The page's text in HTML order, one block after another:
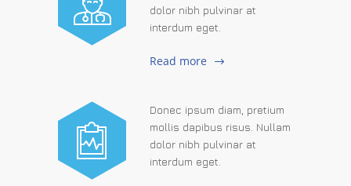
dolor nibh pulvinar at
interdum eget.
Read more
Donec ipsum diam, pretium
mollis dapibus risus. Nullam
dolor nibh pulvinar at
interdum eget.